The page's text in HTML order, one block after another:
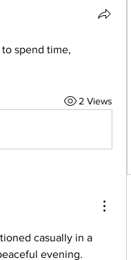
spend time,
2 Views
casually in a